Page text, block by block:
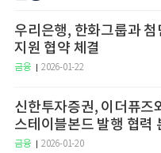
우리은행, 한화그룹과
지원 협약 체결
금융 2026-01-22
신한투자증권, 이더퓨즈
스테이블본드 발행 협력
금융 2026-01-20